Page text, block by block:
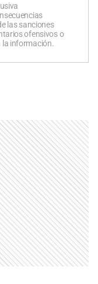
las sanciones
ofensivos o
la información.